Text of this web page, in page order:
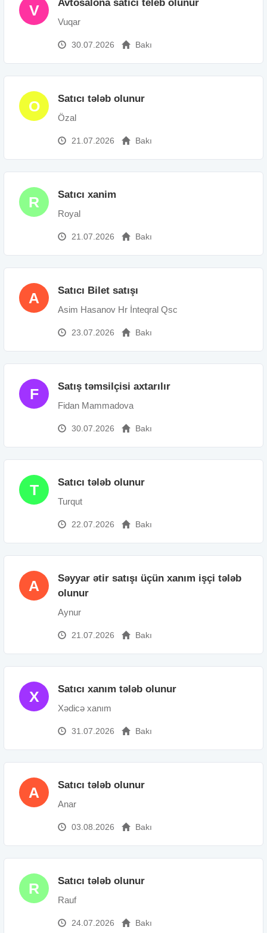
V Avtosalona satici teleb olunur
Vuqar
30.07.2026 Bakı
O Satıcı tələb olunur
Özal
21.07.2026 Bakı
R Satıcı xanim
Royal
21.07.2026 Bakı
A Satıcı Bilet satışı
Asim Hasanov Hr İnteqral Qsc
23.07.2026 Bakı
F Satış təmsilçisi axtarılır
Fidan Mammadova
30.07.2026 Bakı
T Satıcı tələb olunur
Turqut
22.07.2026 Bakı
A
Səyyar ətir satışı üçün xanım işçi tələb
olunur
Aynur
21.07.2026 Bakı
X Satıcı xanım tələb olunur
Xədicə xanım
31.07.2026 Bakı
A Satıcı tələb olunur
Anar
03.08.2026 Bakı
R Satıcı tələb olunur
Rauf
24.07.2026 Bakı